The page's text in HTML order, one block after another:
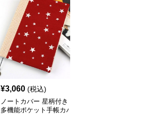
¥3,060 (税込)
ノートカバー 星柄付き
多機能ポケット手帳カバ